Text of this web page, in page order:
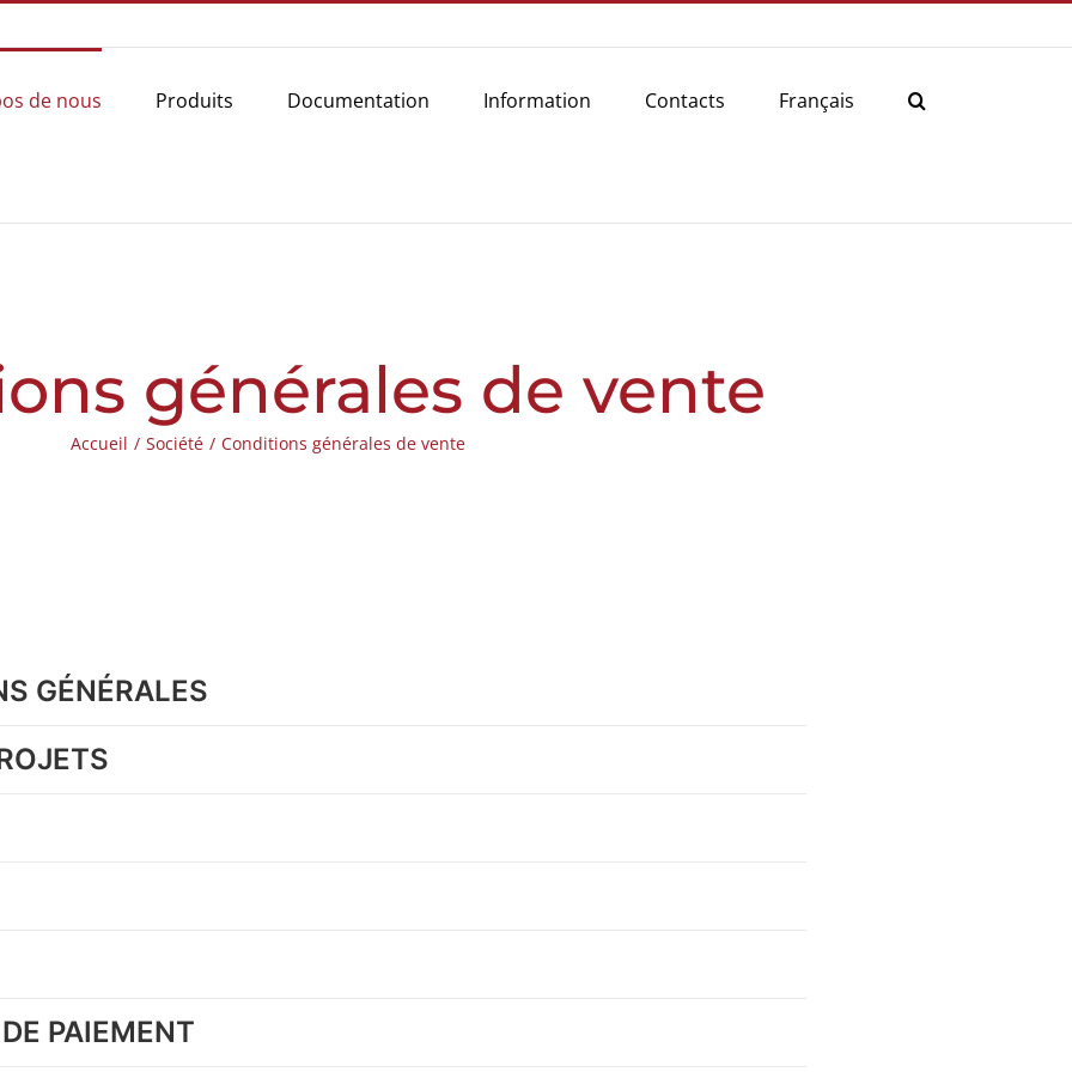
de nous Produits Documentation Information Contacts Français
générales de vente
Accueil / Société / Conditions générales de vente
GÉNÉRALES
PAIEMENT